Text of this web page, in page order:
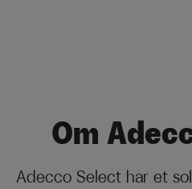
Om
Adecco Select har et